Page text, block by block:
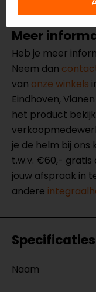
Meer
Heb je meer
Neem dan
van onze winkels
Eindhoven,
het product
je de helm bij ons
t.w.v. €60,- gratis
jouw afspraak in
andere
Specificaties
Naam